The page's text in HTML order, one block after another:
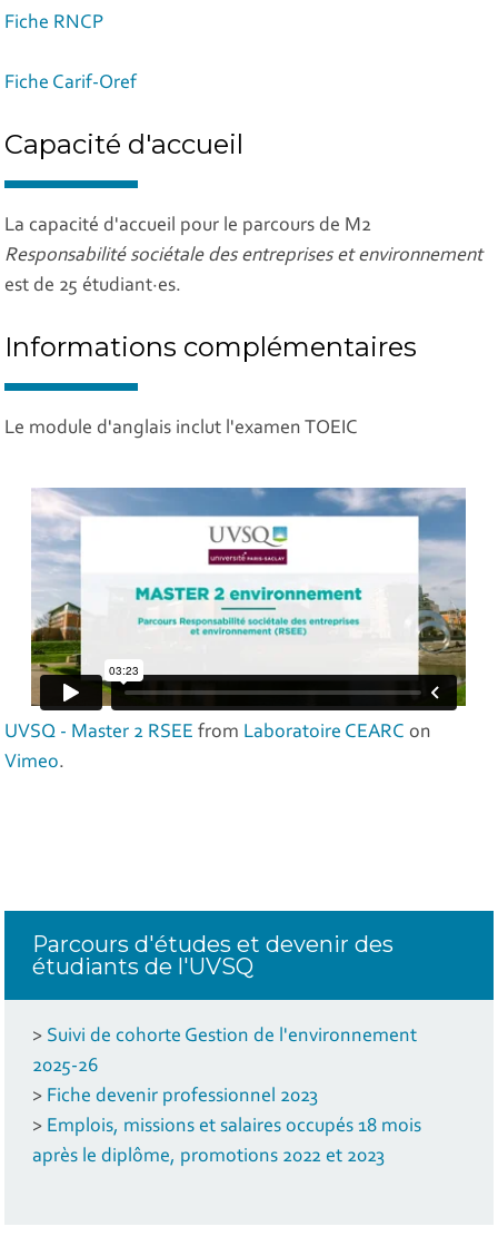
Fiche RNCP
Fiche Carif-Oref
Capacité d'accueil
La capacité d'accueil pour le parcours de M2
Responsabilité sociétale des entreprises et environnement
est de 25 étudiant·es.
Informations complémentaires
Le module d'anglais inclut l'examen TOEIC
UVSQ - Master 2 RSEE from Laboratoire CEARC on
Vimeo.
Parcours d'études et devenir des
étudiants de l'UVSQ
> Suivi de cohorte Gestion de l'environnement
2025-26
> Fiche devenir professionnel 2023
> Emplois, missions et salaires occupés 18 mois
après le diplôme, promotions 2022 et 2023